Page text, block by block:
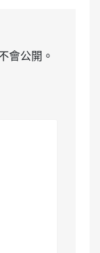
會公開。